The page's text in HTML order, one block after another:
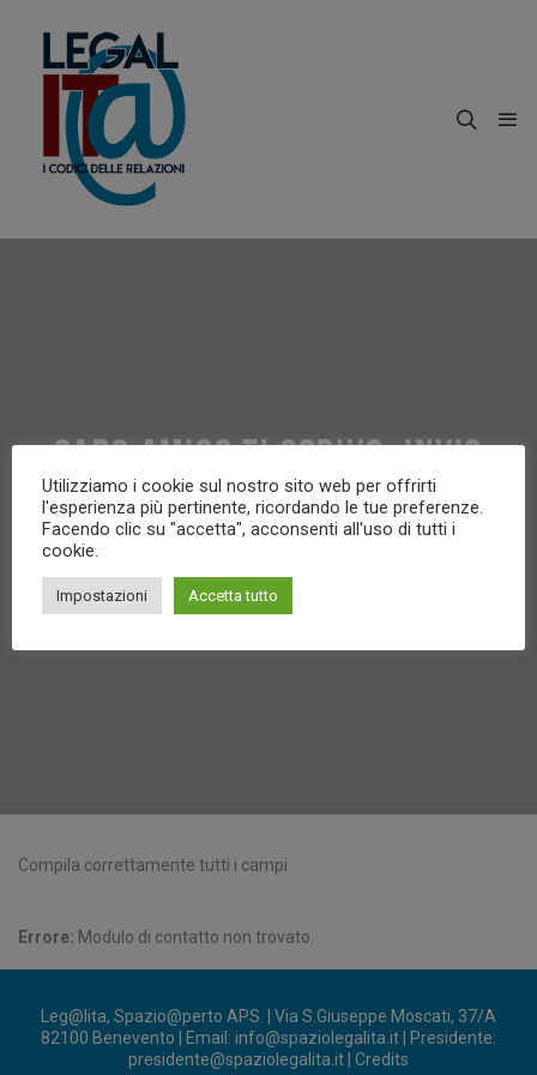
CARO AMICO TI SCRIVO, INVIO
MATERIALE
Compila correttamente tutti i campi
Errore: Modulo di contatto non trovato.
Leg@lita, Spazio@perto APS. | Via S.Giuseppe Moscati, 37/A
82100 Benevento | Email: info@spaziolegalita.it | Presidente:
presidente@spaziolegalita.it Credits
Utilizziamo i cookie sul nostro sito web per offrirti
l'esperienza più pertinente, ricordando le tue preferenze.
Facendo clic su "accetta", acconsenti all'uso di tutti i
cookie.
Impostazioni Accetta tutto